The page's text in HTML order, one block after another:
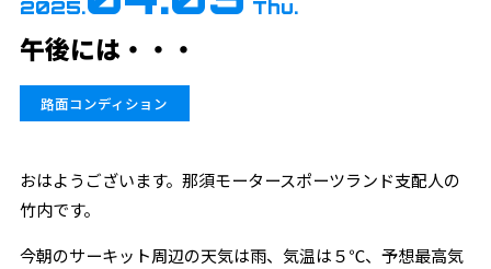
2025. Thu.
午後には・・・
路面コンディション
おはようございます。那須モータースポーツランド支配人の
竹内です。
今朝のサーキット周辺の天気は雨、気温は５℃、予想最高気